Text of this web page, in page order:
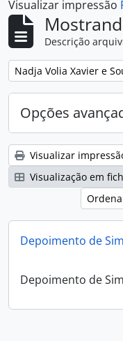
Visualizar impressão
Descrição
Remover filtro:
Nadja Volia Xavier e
Opções
Visualizar
Visualização em
Depoimento de
Depoimento de